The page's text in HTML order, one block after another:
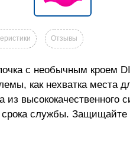
Отзывы
с необычным кроем
как нехватка места
высококачественного
срока службы.